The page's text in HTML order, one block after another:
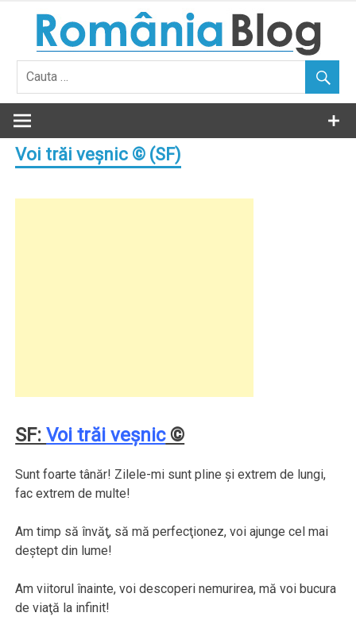
content
Voi trăi veşnic © (SF)
SF:Voi trăi veşnic©
Sunt foarte tânăr! Zilele-mi sunt pline şi extrem de lungi,
fac extrem de multe!
Am timp să învăţ, să mă perfecţionez, voi ajunge cel mai
deştept din lume!
Am viitorul înainte, voi descoperi nemurirea, mă voi bucura
de viaţă la infinit!